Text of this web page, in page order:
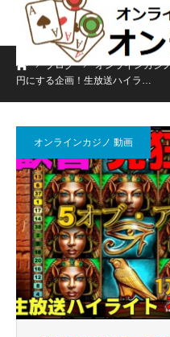
ホームブログ オンラインカジ
円にする企画！生放送ハイラ…
オンラインカジノ 動画